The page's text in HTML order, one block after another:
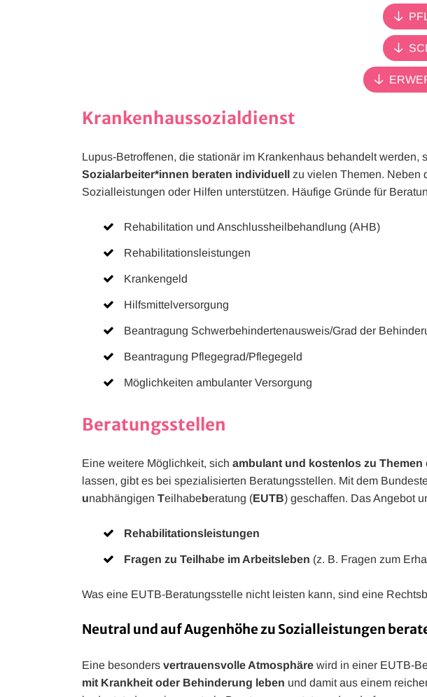
Krankenhaussozialdienst
Lupus-Betroffenen, die stationär im Krankenhaus behandelt
Sozialarbeiter*innen beraten individuell zu vielen Themen. Neben
Sozialleistungen oder Hilfen unterstützen. Häufige Gründe für
Rehabilitation und Anschlussheilbehandlung (AHB)
Rehabilitationsleistungen
Krankengeld
Hilfsmittelversorgung
Beantragung Schwerbehindertenausweis/Grad der
Beantragung Pflegegrad/Pflegegeld
Möglichkeiten ambulanter Versorgung
Beratungsstellen
Eine weitere Möglichkeit, sich ambulant und kostenlos zu
lassen, gibt es bei spezialisierten Beratungsstellen. Mit dem
unabhängigen Teilhabeberatung (EUTB) geschaffen. Das Angebot
Rehabilitationsleistungen
Fragen zu Teilhabe im Arbeitsleben (z. B. Fragen zum
Was eine EUTB-Beratungsstelle nicht leisten kann, sind eine
Neutral und auf Augenhöhe zu Sozialleistungen
Eine besonders vertrauensvolle Atmosphäre wird in einer EUTB-
mit Krankheit oder Behinderung leben und damit aus einem
werden dann nicht funktionieren. Diese Cookies
Werbe-Cookies